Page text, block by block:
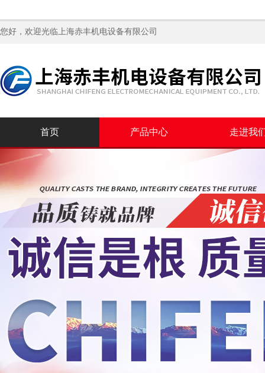
您好，欢迎光临上海赤丰机电设备有限公司
首页 产品中心 走进我